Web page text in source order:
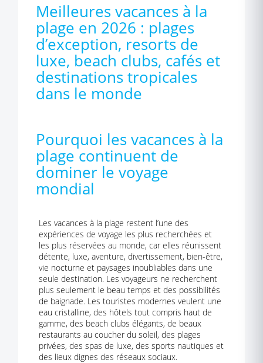
Meilleures vacances à la
plage en 2026 : plages
d’exception, resorts de
luxe, beach clubs, cafés et
destinations tropicales
dans le monde
Pourquoi les vacances à la
plage continuent de
dominer le voyage
mondial
Les vacances à la plage restent l’une des
expériences de voyage les plus recherchées et
les plus réservées au monde, car elles réunissent
détente, luxe, aventure, divertissement, bien-être,
vie nocturne et paysages inoubliables dans une
seule destination. Les voyageurs ne recherchent
plus seulement le beau temps et des possibilités
de baignade. Les touristes modernes veulent une
eau cristalline, des hôtels tout compris haut de
gamme, des beach clubs élégants, de beaux
restaurants au coucher du soleil, des plages
privées, des spas de luxe, des sports nautiques et
des lieux dignes des réseaux sociaux.